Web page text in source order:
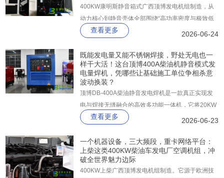
400KW康明斯静音箱式广西顶博发电机组制造，从
动力核心到静音壳体全部围绕“高功率密度与极致低
噪”一体化打造。它搭载康明斯KTA19-G3A柴油机，
斯坦福纯铜无刷发电机与深海控制器，并由顶博出品
的2mm镀锌板静音箱整体封装。
查看更多 2026-06-24
既能发电量又能不锈钢焊接，野处无电也一
样干大活！这台顶博400A柴油机静音模式发
电量焊机，凭哪些让基础施工单位争相杀意
波动换装？
顶博DB-400A柴油静音发电焊机是一款真正实现发
电与焊接无缝融合的高效多功能一体机，它将20KW
大功率辅助电源与30-400A宽域精密焊接系统集成于
搬运、分别管理的繁琐。
查看更多 2026-06-23
一个机器设备，三大频段，重卡网络平台：
上柴这类400KW柴油车发电厂空调机组，冲
破全世界魅力边际
400KW上柴广西顶博发电机组制造。它源于欧洲技